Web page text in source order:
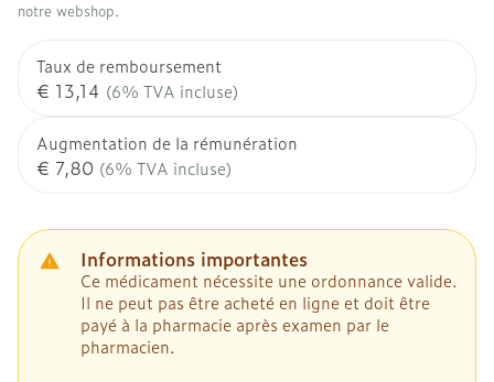
notre webshop.
Taux de remboursement
€ 13,14 (6% TVA incluse)
Augmentation de la rémunération
€ 7,80 (6% TVA incluse)
Informations importantes
Ce médicament nécessite une ordonnance valide.
Il ne peut pas être acheté en ligne et doit être
payé à la pharmacie après examen par le
pharmacien.